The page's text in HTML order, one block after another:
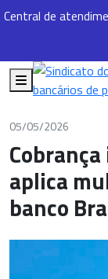
Central de
05/05/2026
aplica
banco